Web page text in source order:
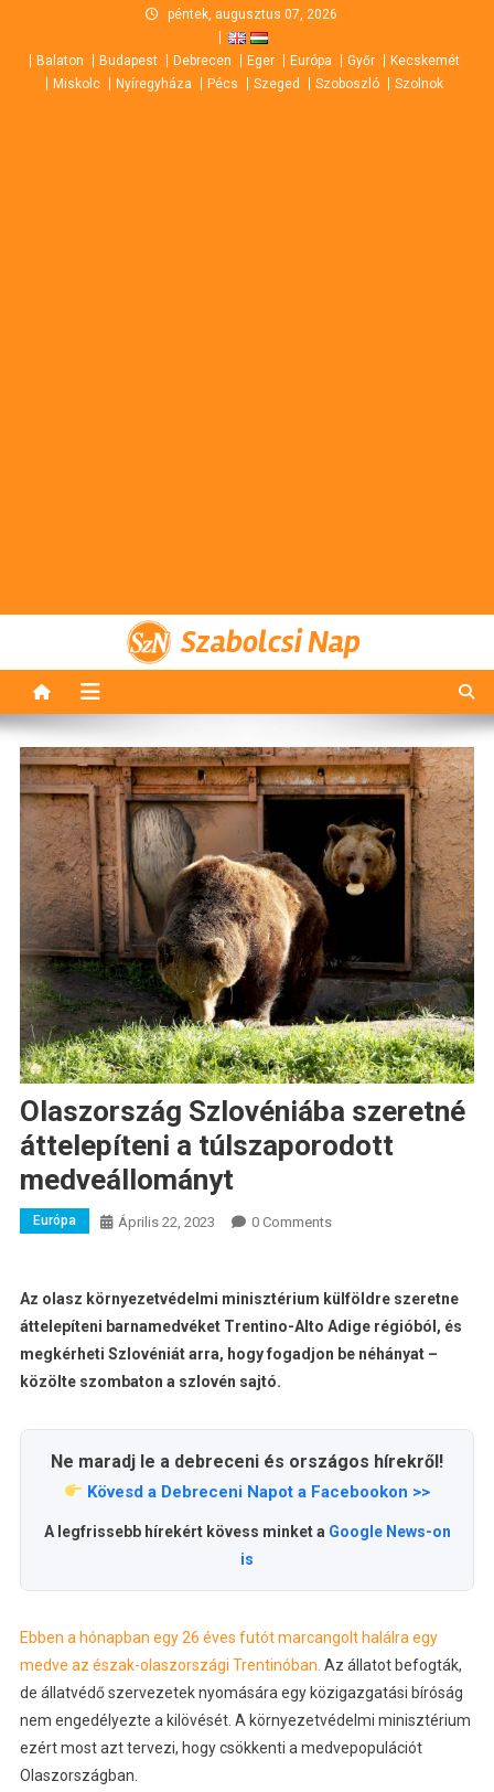
content
péntek, augusztus 07, 2026
Balaton Budapest Debrecen Eger Európa Győr
Kecskemét
Miskolc
Nyíregyháza Pécs Szeged Szoboszló Szolnok
Szabolcsi Nap
Olaszország Szlovéniába szeretné
áttelepíteni a túlszaporodott
medveállományt
Európa Április 22, 2023 0 Comments
Az olasz környezetvédelmi minisztérium külföldre szeretne
áttelepíteni barnamedvéket Trentino-Alto Adige régióból, és
megkérheti Szlovéniát arra, hogy fogadjon be néhányat –
közölte szombaton a szlovén sajtó.
Ne maradj le a debreceni és országos hírekről!
Kövesd a Debreceni Napot a Facebookon >>
A legfrissebb hírekért kövess minket a Google News-on
is
Ebben a hónapban egy 26 éves futót marcangolt halálra egy
medve az észak-olaszországi Trentinóban. Az állatot befogták,
de állatvédő szervezetek nyomására egy közigazgatási bíróság
nem engedélyezte a kilövését. A környezetvédelmi minisztérium
ezért most azt tervezi, hogy csökkenti a medvepopulációt
Olaszországban.